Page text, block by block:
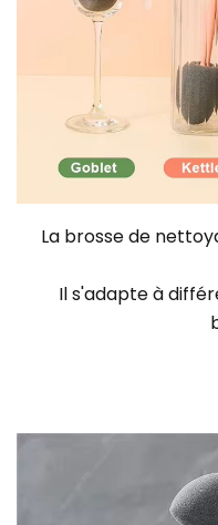
La brosse de
Il s'adapte à